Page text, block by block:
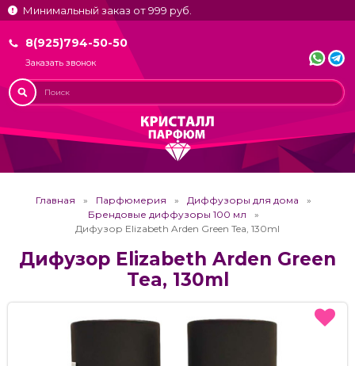
Минимальный заказ от 999 руб.
8(925)794-50-50
Заказать звонок
Главная Парфюмерия
Диффузоры для дома
Брендовые диффузоры 100 мл
Дифузор Elizabeth Arden Green Tea, 130ml
Дифузор Elizabeth Arden Green
Tea, 130ml